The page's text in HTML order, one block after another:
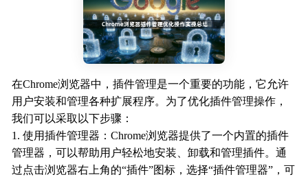
在Chrome浏览器中，插件管理是一个重要的功能，它允许
用户安装和管理各种扩展程序。为了优化插件管理操作，
我们可以采取以下步骤：
1. 使用插件管理器：Chrome浏览器提供了一个内置的插件
管理器，可以帮助用户轻松地安装、卸载和管理插件。通
过点击浏览器右上角的“插件”图标，选择“插件管理器”，可